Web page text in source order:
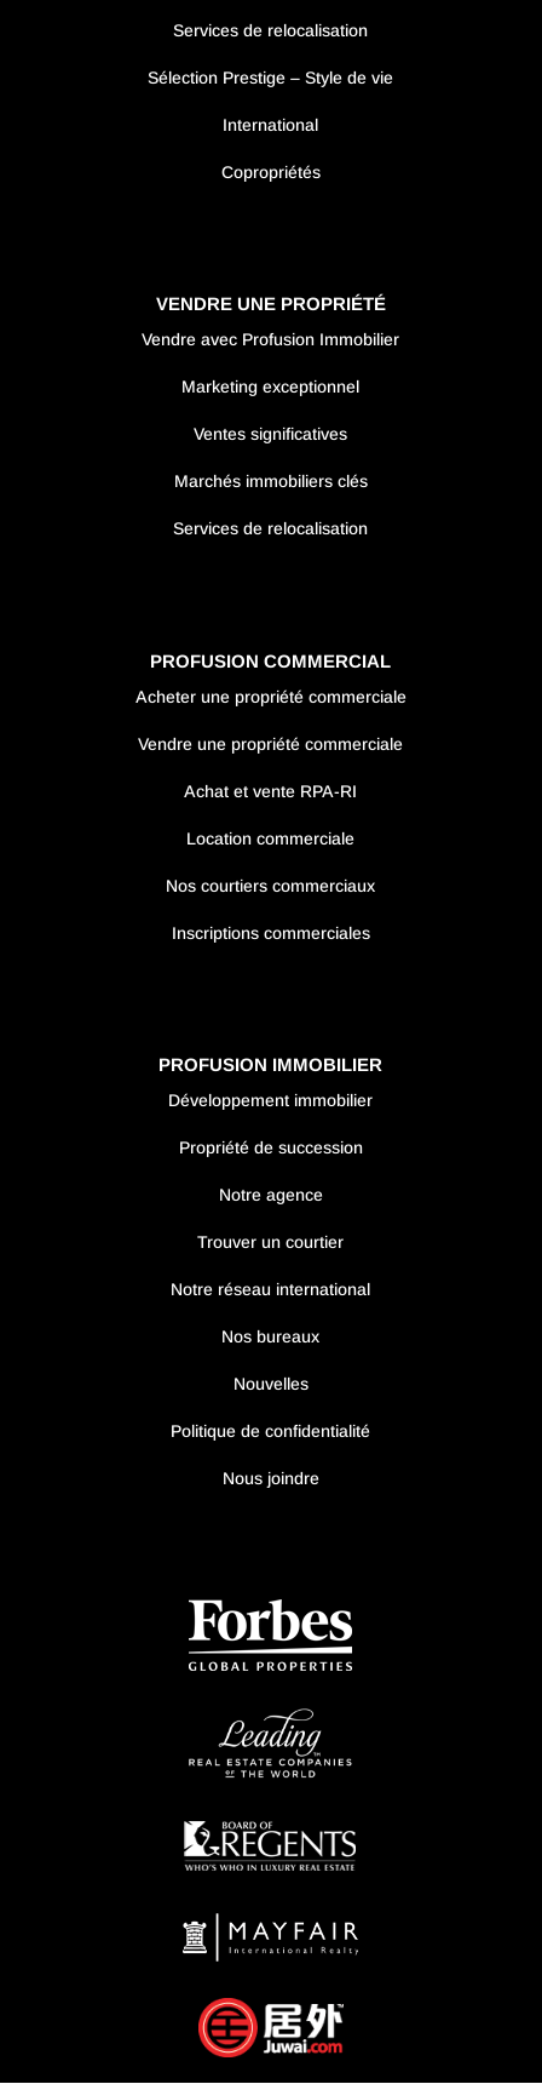
Services de relocalisation
Sélection Prestige – Style de vie
International
Copropriétés
VENDRE UNE PROPRIÉTÉ
Vendre avec Profusion Immobilier
Marketing exceptionnel
Ventes significatives
Marchés immobiliers clés
Services de relocalisation
PROFUSION COMMERCIAL
Acheter une propriété commerciale
Vendre une propriété commerciale
Achat et vente RPA-RI
Location commerciale
Nos courtiers commerciaux
Inscriptions commerciales
PROFUSION IMMOBILIER
Développement immobilier
Propriété de succession
Notre agence
Trouver un courtier
Notre réseau international
Nos bureaux
Nouvelles
Politique de confidentialité
Nous joindre